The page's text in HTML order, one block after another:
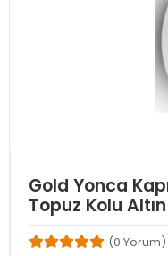
Gold Yonca
Topuz Kolu Altın
(0 Yorum)